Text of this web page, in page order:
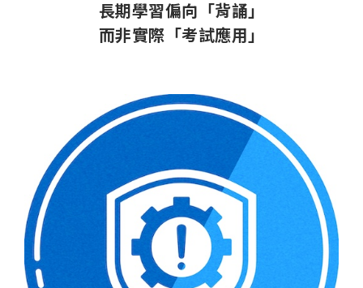
長期學習偏向「背誦」
而非實際「考試應用」